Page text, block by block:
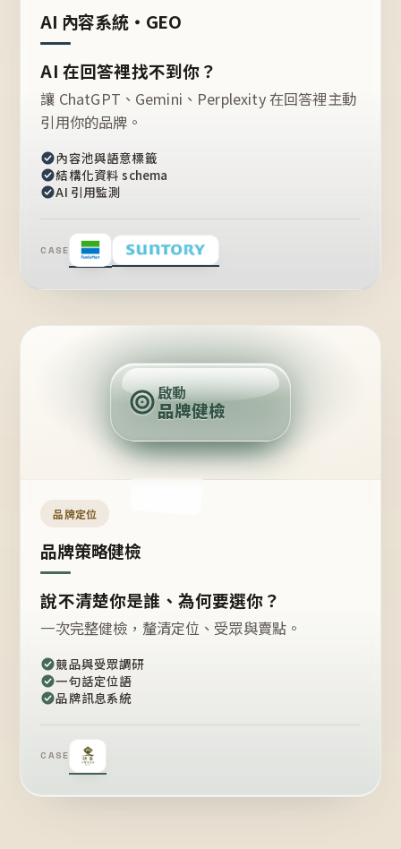
AI 內容系統・GEO
AI 在回答裡找不到你？
讓 ChatGPT、Gemini、Perplexity 在回答裡主動
引用你的品牌。
內容池與語意標籤
結構化資料 schema
AI 引用監測
CASE
定
位
點
啟動
品牌健檢
品牌定位
品牌策略健檢
說不清楚你是誰、為何要選你？
一次完整健檢，釐清定位、受眾與賣點。
競品與受眾調研
一句話定位語
品牌訊息系統
CASE